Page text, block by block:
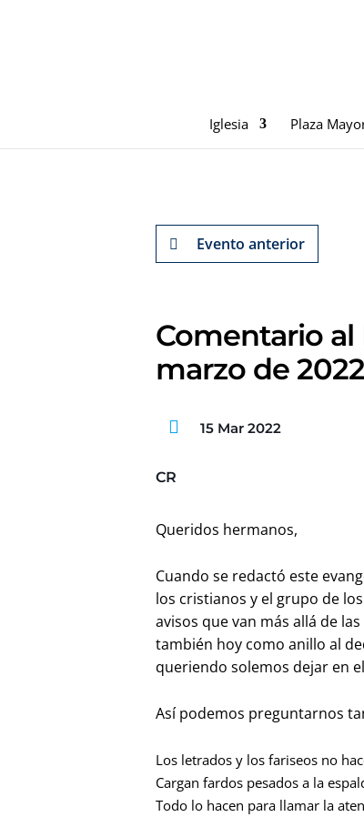
Iglesia Plaza
Evento anterior
Comentario al
marzo de 2022
15 Mar 2022
CR
Queridos hermanos,
Cuando se redactó este
los cristianos y el grupo de
avisos que van más allá de
también hoy como anillo al
queriendo solemos dejar en
Así podemos preguntarnos
Los letrados y los fariseos no
Cargan fardos pesados a la
Todo lo hacen para llamar la